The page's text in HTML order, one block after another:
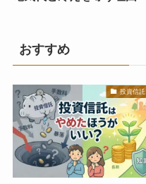
おすすめ
投資信託